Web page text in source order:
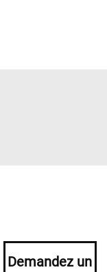
Demandez un